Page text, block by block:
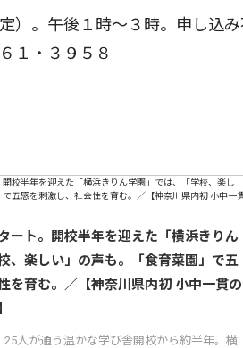
）。午後１時〜３時。申し込
１・３９５８
ート。開校半年を迎えた「横浜きりん
、楽しい」の声も。「食育菜園」で五
を育む。／【神奈川県内初 小中一貫の
25人が通う温かな学び舎開校から約半年。横